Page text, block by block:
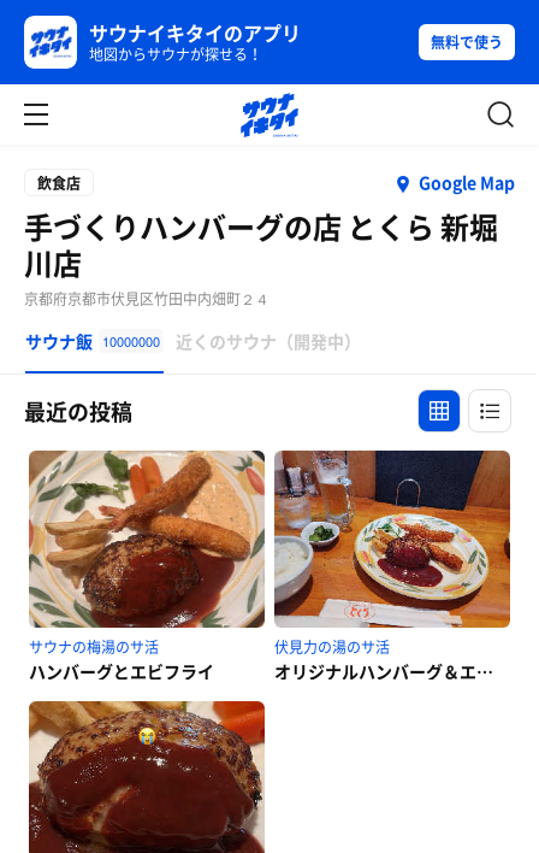
サウナイキタイのアプリ
地図からサウナが探せる！
無料で使う
飲食店 Google Map
手づくりハンバーグの店 とくら 新堀
川店
京都府京都市伏見区竹田中内畑町２４
サウナ飯 10000000 近くのサウナ（開発中）
最近の投稿
サウナの梅湯のサ活
ハンバーグとエビフライ
伏見力の湯のサ活
オリジナルハンバーグ＆エビフライ